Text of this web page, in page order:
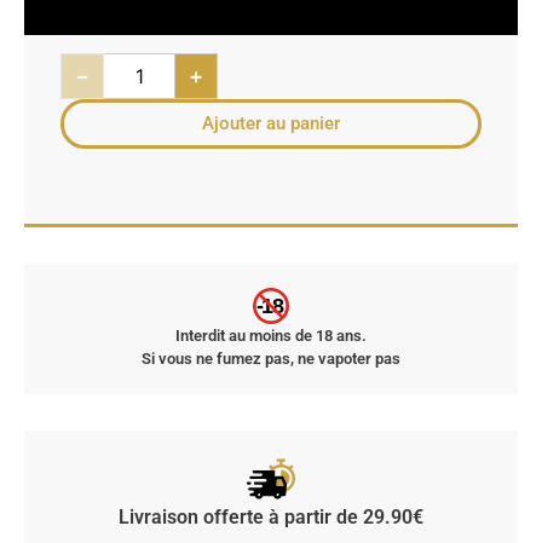
− +
Ajouter au panier
-18
Interdit au moins de 18 ans.
Si vous ne fumez pas, ne vapoter pas
Livraison offerte à partir de 29.90€